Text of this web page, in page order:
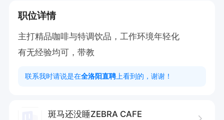
职位详情
主打精品咖啡与特调饮品，工作环境年轻化
有无经验均可，带教
联系我时请说是在全洛阳直聘 上看到的，谢谢！
斑马还没睡ZEBRA CAFE